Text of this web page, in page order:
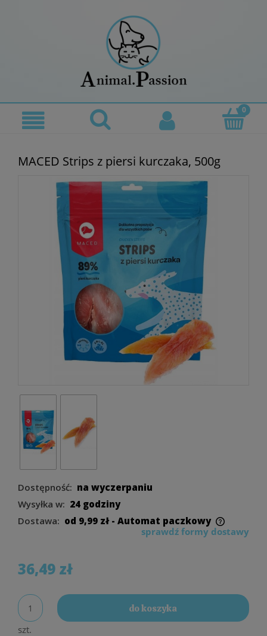
MACED Strips z piersi kurczaka, 500g
Dostępność: na wyczerpaniu
Wysyłka w: 24 godziny
Dostawa: od 9,99 zł - Automat paczkowy
Cena nie zawiera ewentualnych kosztów
sprawdź formy dostawy
36,49 zł
szt.
do koszyka